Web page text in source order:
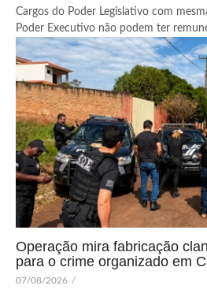
Cargos do Poder Legislativo com
Poder Executivo não podem ter
Operação mira fabricação
para o crime organizado em
07/08/2026 /